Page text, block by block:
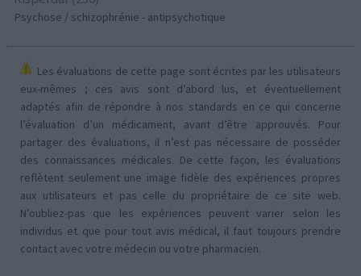
Psychose / schizophrénie - antipsychotique
Les évaluations de cette page sont écrites par les utilisateurs
eux-mêmes ; ces avis sont d’abord lus, et éventuellement
adaptés afin de répondre à nos standards en ce qui concerne
l’évaluation d’un médicament, avant d’être approuvés. Pour
partager des évaluations, il n’est pas nécessaire de posséder
des connaissances médicales. De cette façon, les évaluations
reflètent seulement une image fidèle des expériences propres
aux utilisateurs et pas celle du propriétaire de ce site web.
N’oubliez-pas que les expériences peuvent varier selon les
individus et que pour tout avis médical, il faut toujours prendre
contact avec votre médecin ou votre pharmacien.